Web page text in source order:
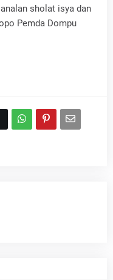
sholat isya dan
Pemda Dompu